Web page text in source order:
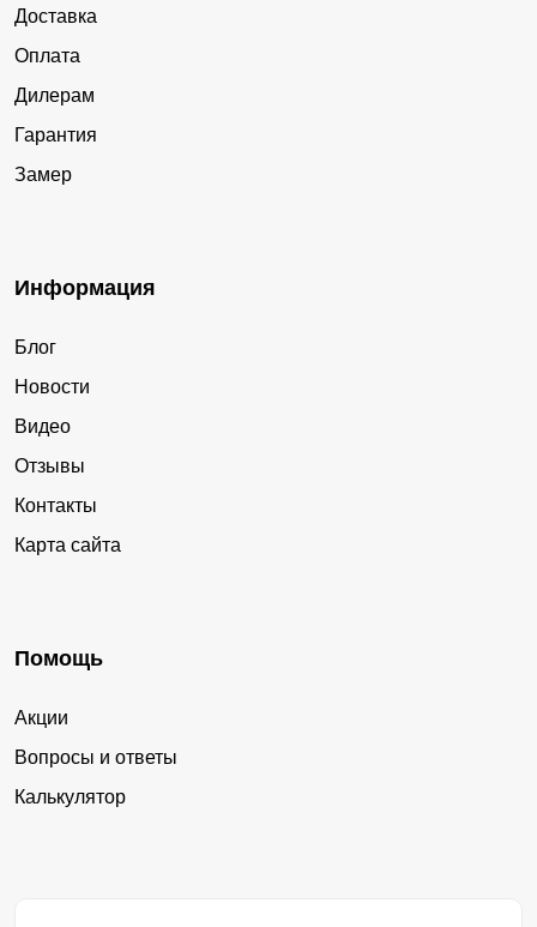
Доставка
Оплата
Дилерам
Гарантия
Замер
Информация
Блог
Новости
Видео
Отзывы
Контакты
Карта сайта
Помощь
Акции
Вопросы и ответы
Калькулятор